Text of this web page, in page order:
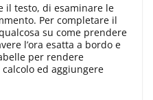
il testo, di esaminare le
Per completare il
su come prendere
l’ora esatta a bordo e
per rendere
ed aggiungere